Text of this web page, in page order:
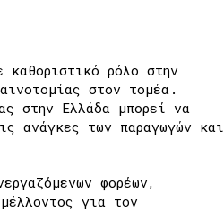
ρόλο στην
στον τομέα.
στην Ελλάδα μπορεί να
ανάγκες των παραγωγών και
φορέων,
για τον